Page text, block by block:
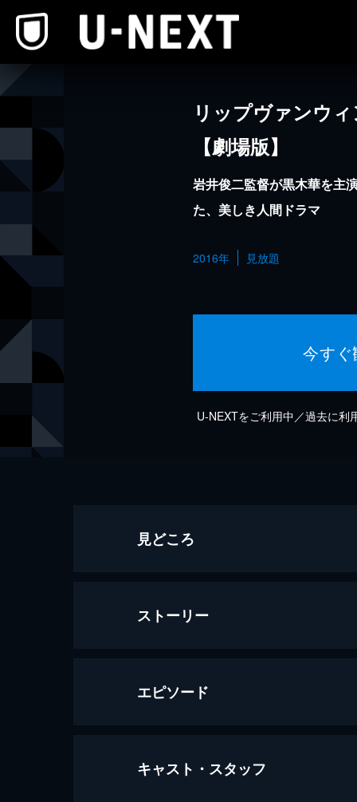
リップヴァンウ
【劇場版】
岩井俊二監督が黒木華を主
た、美しき人間ドラマ
2016年 見放題
今す
U-NEXTをご利用中／過去に利
見どころ
ストーリー
エピソード
リップヴァンウィンクルの花嫁【劇
キャスト・スタッフ